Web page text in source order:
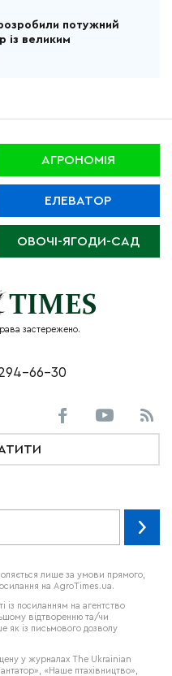
потужний
із великим
АГРОНОМІЯ
ЕЛЕВАТОР
ОВОЧІ-ЯГОДИ-САД
застережено.
66-30
лише за умови прямого,
на AgroTimes.ua.
із посиланням на агентство
відтворенню та/чи
як із письмового дозволу
у журналах The Ukrainian
«Наше птахівництво»,